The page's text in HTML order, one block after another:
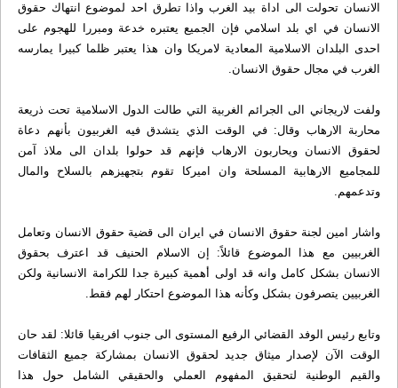
الانسان تحولت الى اداة بيد الغرب واذا تطرق احد لموضوع انتهاك حقوق
الانسان في اي بلد اسلامي فإن الجميع يعتبره خدعة ومبررا للهجوم على
احدى البلدان الاسلامية المعادية لامريكا وان هذا يعتبر ظلما كبيرا يمارسه
الغرب في مجال حقوق الانسان.
ولفت لاريجاني الى الجرائم الغربية التي طالت الدول الاسلامية تحت ذريعة
محاربة الارهاب وقال: في الوقت الذي يتشدق فيه الغربيون بأنهم دعاة
لحقوق الانسان ويحاربون الارهاب فإنهم قد حولوا بلدان الى ملاذ آمن
للمجاميع الارهابية المسلحة وان اميركا تقوم بتجهيزهم بالسلاح والمال
وتدعمهم.
واشار امين لجنة حقوق الانسان في ايران الى قضية حقوق الانسان وتعامل
الغربيين مع هذا الموضوع قائلاً: إن الاسلام الحنيف قد اعترف بحقوق
الانسان بشكل كامل وانه قد اولى أهمية كبيرة جدا للكرامة الانسانية ولكن
الغربيين يتصرفون بشكل وكأنه هذا الموضوع احتكار لهم فقط.
وتابع رئيس الوفد القضائي الرفيع المستوى الى جنوب افريقيا قائلا: لقد حان
الوقت الآن لإصدار ميثاق جديد لحقوق الانسان بمشاركة جميع الثقافات
والقيم الوطنية لتحقيق المفهوم العملي والحقيقي الشامل حول هذا